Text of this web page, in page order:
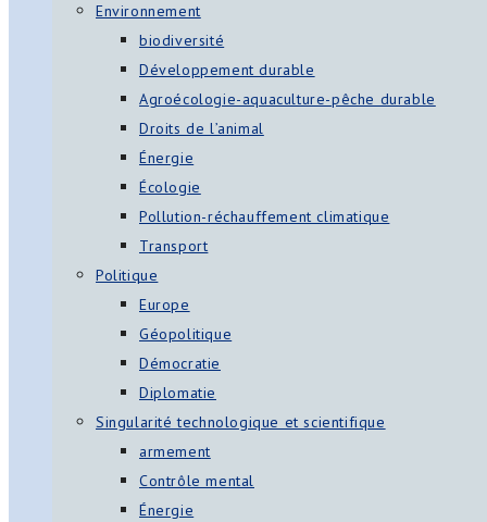
Environnement
biodiversité
Développement durable
Agroécologie-aquaculture-pêche durable
Droits de l’animal
Énergie
Écologie
Pollution-réchauffement climatique
Transport
Politique
Europe
Géopolitique
Démocratie
Diplomatie
Singularité technologique et scientifique
armement
Contrôle mental
Énergie